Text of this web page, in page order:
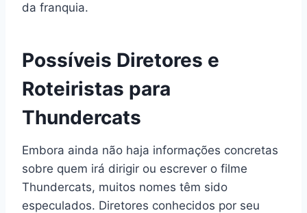
da franquia.
Possíveis Diretores e
Roteiristas para
Thundercats
Embora ainda não haja informações concretas
sobre quem irá dirigir ou escrever o filme
Thundercats, muitos nomes têm sido
especulados. Diretores conhecidos por seu